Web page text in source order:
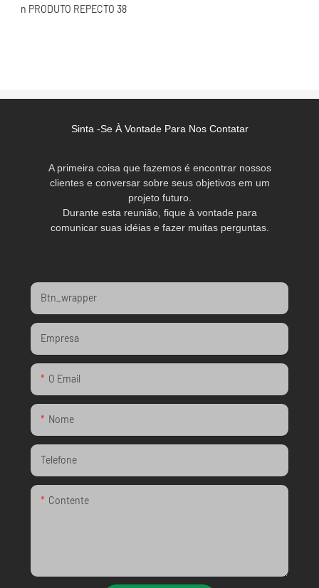
Sinta -se À Vontade Para Nos Contatar
A primeira coisa que fazemos é encontrar nossos
clientes e conversar sobre seus objetivos em um
projeto futuro.
Durante esta reunião, fique à vontade para
comunicar suas idéias e fazer muitas perguntas.
Btn_wrapper
Empresa
O Email
Nome
Telefone
Contente